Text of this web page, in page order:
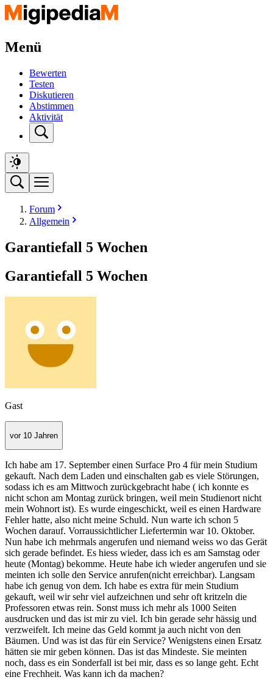
Menü
Bewerten
Testen
Diskutieren
Abstimmen
Aktivität
Forum
Allgemein
Garantiefall 5 Wochen
Garantiefall 5 Wochen
Gast
vor 10 Jahren
Ich habe am 17. September einen Surface Pro 4 für mein Studium
gekauft. Nach dem Laden und einschalten gab es viele Störungen,
sodass ich es am Mittwoch zurückgebracht habe ( ich konnte es
nicht schon am Montag zurück bringen, weil mein Studienort nicht
mein Wohnort ist). Es wurde eingeschickt, weil es einen Hardware
Fehler hatte, also nicht meine Schuld. Nun warte ich schon 5
Wochen darauf. Vorraussichtlicher Liefertermin war 10. Oktober.
Nun habe ich mehrmals angerufen und niemand weiss wo das Gerät
sich gerade befindet. Es hiess wieder, dass ich es am Samstag oder
heute (Montag) bekomme. Heute habe ich wieder angerufen und sie
meinten ich solle den Service anrufen(nicht erreichbar). Langsam
habe ich genug von dem. Ich habe es extra für mein Studium
gekauft, weil wir sehr viel aufzeichnen und sehr oft kritzeln die
Professoren etwas rein. Sonst muss ich mehr als 1000 Seiten
ausdrucken und das ist mir zu viel. Ich bin gerade sehr hässig und
verzweifelt. Ich meine das Geld kommt ja auch nicht von den
Bäumen. Und was ist das für ein Service? Wenigstens einen Ersatz
hätten sie mir geben können. Das ist das Mindeste. Sie meinten
noch, dass es ein Sonderfall ist bei mir, dass es so lange geht. Echt
eine Frechheit. Was kann ich da machen?